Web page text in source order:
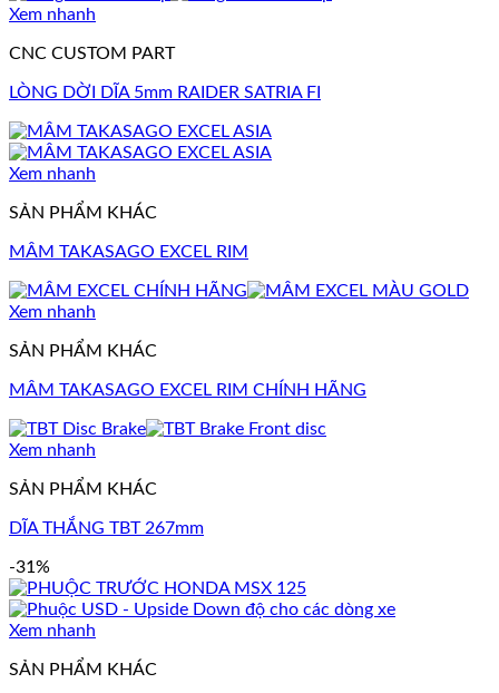
Xem nhanh
CNC CUSTOM PART
LÒNG DỜI DĨA 5mm RAIDER SATRIA FI
Xem nhanh
SẢN PHẨM KHÁC
MÂM TAKASAGO EXCEL RIM
Xem nhanh
SẢN PHẨM KHÁC
MÂM TAKASAGO EXCEL RIM CHÍNH HÃNG
Xem nhanh
SẢN PHẨM KHÁC
DĨA THẮNG TBT 267mm
-31%
Xem nhanh
SẢN PHẨM KHÁC